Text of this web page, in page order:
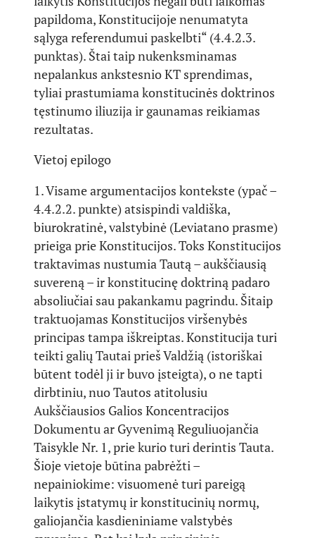
papildoma, Konstitucijoje nenumatyta
sąlyga referendumui paskelbti“ (4.4.2.3.
punktas). Štai taip nukenksminamas
nepalankus ankstesnio KT sprendimas,
tyliai prastumiama konstitucinės doktrinos
tęstinumo iliuzija ir gaunamas reikiamas
rezultatas.
Vietoj epilogo
1. Visame argumentacijos kontekste (ypač –
4.4.2.2. punkte) atsispindi valdiška,
biurokratinė, valstybinė (Leviatano prasme)
prieiga prie Konstitucijos. Toks Konstitucijos
traktavimas nustumia Tautą – aukščiausią
suvereną – ir konstitucinę doktriną padaro
absoliučiai sau pakankamu pagrindu. Šitaip
traktuojamas Konstitucijos viršenybės
principas tampa iškreiptas. Konstitucija turi
teikti galių Tautai prieš Valdžią (istoriškai
būtent todėl ji ir buvo įsteigta), o ne tapti
dirbtiniu, nuo Tautos atitolusiu
Aukščiausios Galios Koncentracijos
Dokumentu ar Gyvenimą Reguliuojančia
Taisykle Nr. 1, prie kurio turi derintis Tauta.
Šioje vietoje būtina pabrėžti –
nepainiokime: visuomenė turi pareigą
laikytis įstatymų ir konstitucinių normų,
galiojančia kasdieniniame valstybės